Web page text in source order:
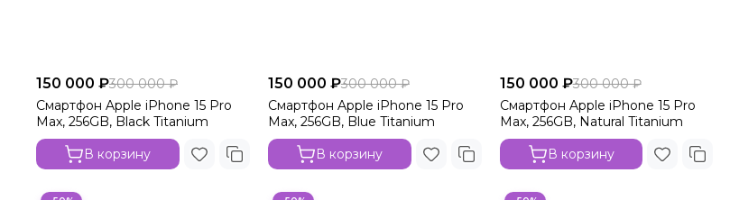
150 000 ₽300 000 ₽
Смартфон Apple iPhone 15 Pro
Max, 256GB, Black Titanium
В корзину
150 000 ₽300 000 ₽
Смартфон Apple iPhone 15 Pro
Max, 256GB, Blue Titanium
В корзину
150 000 ₽300 000 ₽
Смартфон Apple iPhone 15 Pro
Max, 256GB, Natural Titanium
В корзину